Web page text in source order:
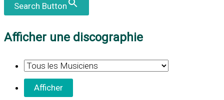
Search Button
Afficher une discographie